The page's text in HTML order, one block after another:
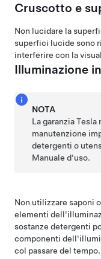
Cruscotto e
Non lucidare la
superfici lucide sono
interferire con la
Illuminazione
NOTA
La garanzia
manutenzione
detergenti o
Manuale d'uso.
Non utilizzare saponi
elementi
sostanze detergenti
componenti
col passare del